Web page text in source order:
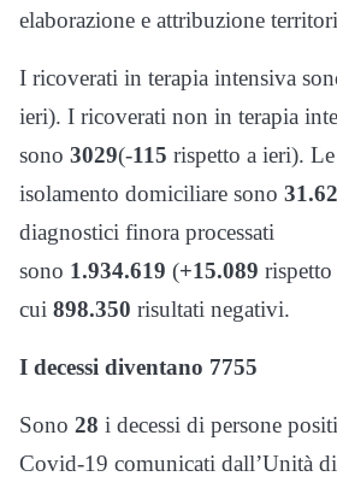
elaborazione e attribuzione
I ricoverati in terapia intensiva
ieri). I ricoverati non in terapia
sono 3029(-115 rispetto a ieri).
isolamento domiciliare sono 31.
diagnostici finora processati
sono 1.934.619 (+15.089
cui 898.350 risultati negativi.
I decessi diventano 7755
Sono 28 i decessi di persone
Covid-19 comunicati dall’Unità